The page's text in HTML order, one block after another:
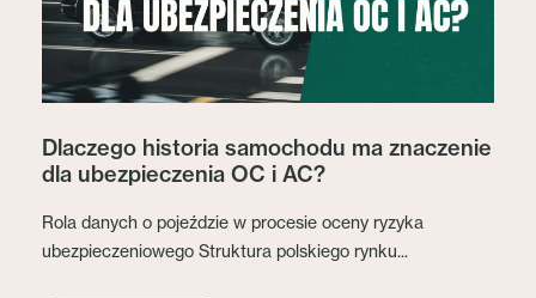
Dlaczego historia samochodu ma znaczenie
dla ubezpieczenia OC i AC?
Rola danych o pojeździe w procesie oceny ryzyka
ubezpieczeniowego Struktura polskiego rynku...